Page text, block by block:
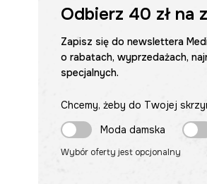
Odbierz 40 złna
Zapisz się do newslettera
o rabatach, wyprzedażach,
specjalnych.
Chcemy, żeby do Twojej
Moda damska
Wybór oferty jest opcjonalny